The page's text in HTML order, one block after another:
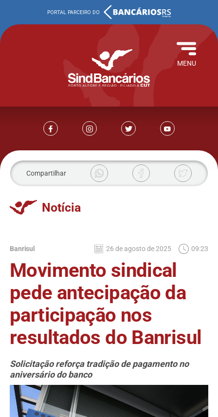
MENU
Notícia
Compartilhar
Banrisul 26 de agosto de 2025 09:23
Movimento sindical
pede antecipação da
participação nos
resultados do Banrisul
Solicitação reforça tradição de pagamento no
aniversário do banco